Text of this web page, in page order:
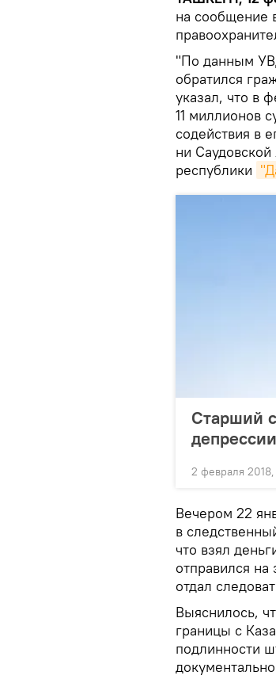
на сообщение
"По данным
обратился
указал, что в
11 миллионов
содействия в
ни
республики
Старший
депрессии
2 февраля
Вечером 22
в
что взял
отправился на
отдал
Выяснилось,
границы с
подлинности